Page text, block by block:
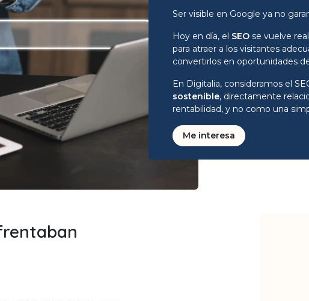
Ser visible en Google ya no
Hoy en día, el SEO se vuelve
para atraer a los visitantes
convertirlos en oportunidades
En Digitalia, consideramos el
sostenible, directamente
rentabilidad, y no como una
Me interesa